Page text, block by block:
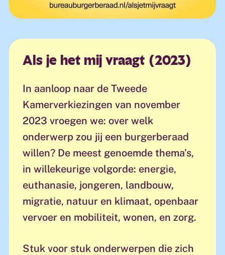
Als je het mij vraagt (2023)
In aanloop naar de Tweede
Kamerverkiezingen van november
2023 vroegen we: over welk
onderwerp zou jij een burgerberaad
willen? De meest genoemde thema’s,
in willekeurige volgorde: energie,
euthanasie, jongeren, landbouw,
migratie, natuur en klimaat, openbaar
vervoer en mobiliteit, wonen, en zorg.
Stuk voor stuk onderwerpen die zich